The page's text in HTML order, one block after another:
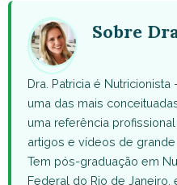
Sobre
Dra. Patricia é Nutricionista
uma das mais
uma referência
artigos e vídeos de
Tem pós-graduação em
Federal do Rio de